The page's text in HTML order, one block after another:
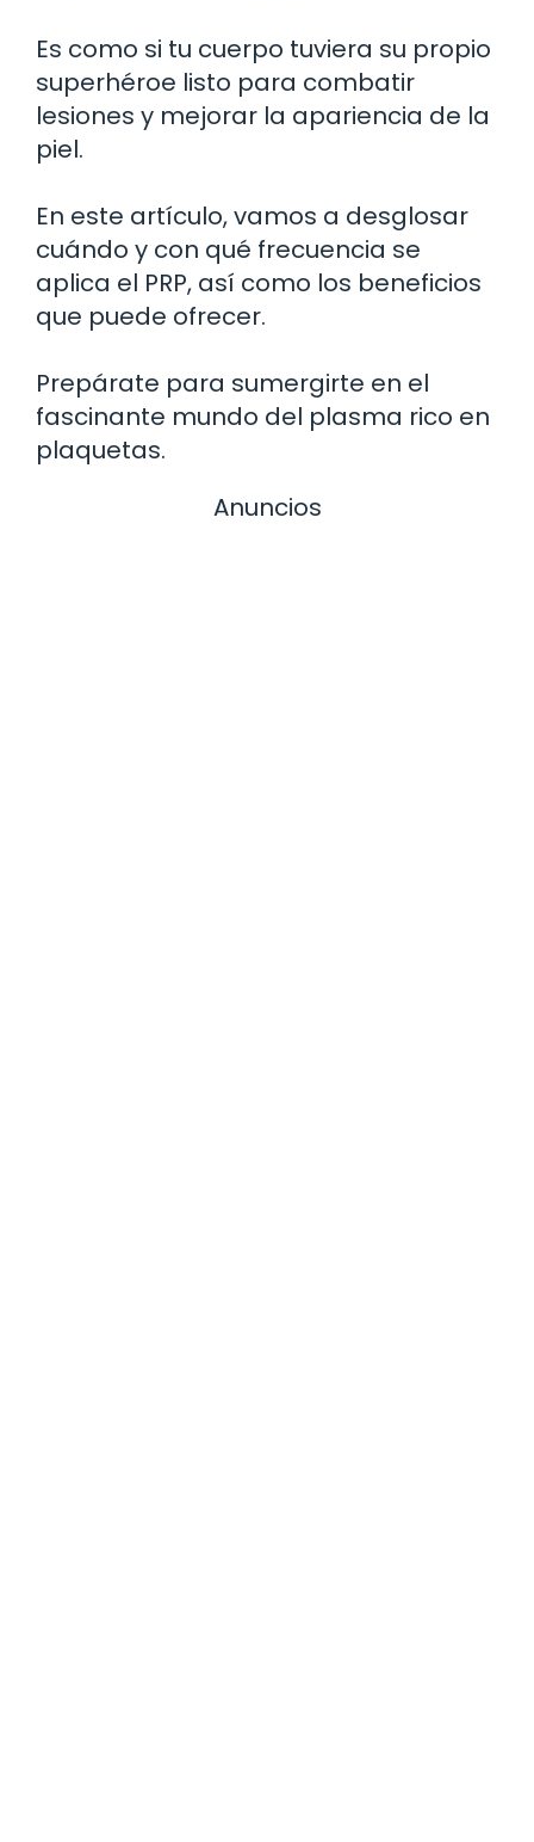
Es como si tu cuerpo tuviera su propio
superhéroe listo para combatir
lesiones y mejorar la apariencia de la
piel.
En este artículo, vamos a desglosar
cuándo y con qué frecuencia se
aplica el PRP, así como los beneficios
que puede ofrecer.
Prepárate para sumergirte en el
fascinante mundo del plasma rico en
plaquetas.
Anuncios